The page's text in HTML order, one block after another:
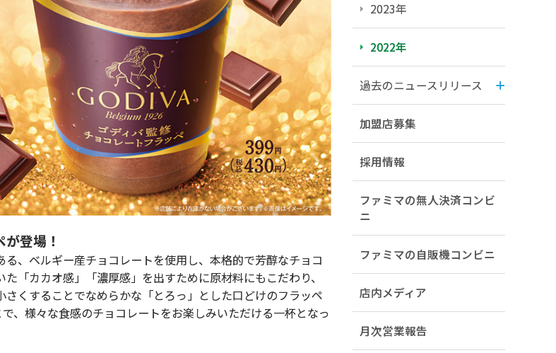
登場！
、ベルギー産チョコレートを使用し、本格的で芳醇なチョコ
「カカオ感」「濃厚感」を出すために原材料にもこだわり、
くすることでなめらかな「とろっ」とした口どけのフラッペ
、様々な食感のチョコレートをお楽しみいただける一杯となっ
2023年
2022年
過去のニュースリリース
加盟店募集
採用情報
ファミマの無人決済コンビ
ニ
ファミマの自販機コンビニ
店内メディア
月次営業報告